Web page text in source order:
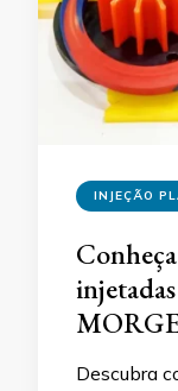
INJEÇÃO
Descubra